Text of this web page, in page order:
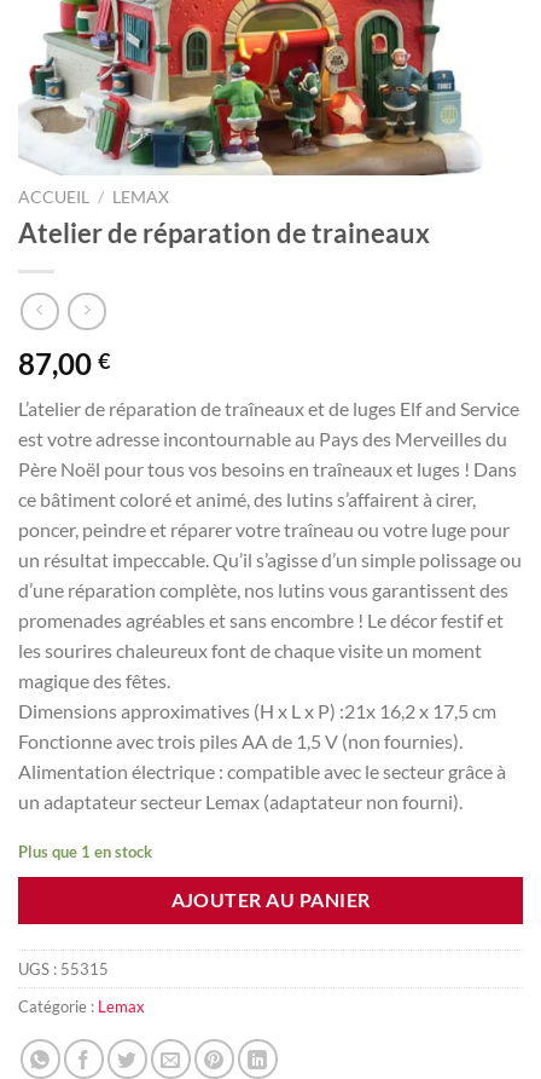
ACCUEIL / LEMAX
Atelier de réparation de traineaux
87,00 €
L’atelier de réparation de traîneaux et de luges Elf and Service
est votre adresse incontournable au Pays des Merveilles du
Père Noël pour tous vos besoins en traîneaux et luges ! Dans
ce bâtiment coloré et animé, des lutins s’affairent à cirer,
poncer, peindre et réparer votre traîneau ou votre luge pour
un résultat impeccable. Qu’il s’agisse d’un simple polissage ou
d’une réparation complète, nos lutins vous garantissent des
promenades agréables et sans encombre ! Le décor festif et
les sourires chaleureux font de chaque visite un moment
magique des fêtes.
Dimensions approximatives (H x L x P) :21x 16,2 x 17,5 cm
Fonctionne avec trois piles AA de 1,5 V (non fournies).
Alimentation électrique : compatible avec le secteur grâce à
un adaptateur secteur Lemax (adaptateur non fourni).
Plus que 1 en stock
AJOUTER AU PANIER
UGS : 55315
Catégorie : Lemax